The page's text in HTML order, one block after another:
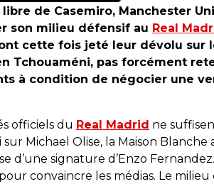
de Casemiro, Manchester
son milieu défensif au Real
cette fois jeté leur dévolu sur
Tchouaméni, pas forcément
à condition de négocier une
officiels du Real Madrid ne
Michael Olise, la Maison Blanche
d’une signature d’Enzo
convaincre les médias. Le milieu